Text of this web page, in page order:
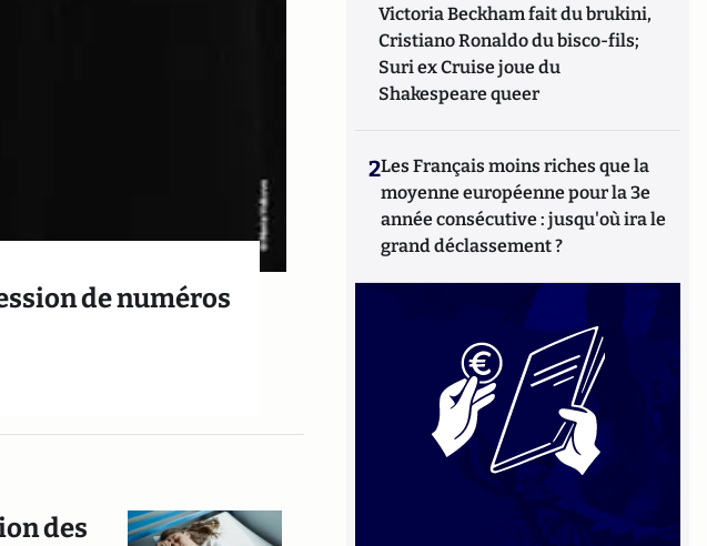
de numéros
des
Victoria Beckham fait du brukini,
Cristiano Ronaldo du bisco-fils;
Suri ex Cruise joue du
Shakespeare queer
2Les Français moins riches que la
moyenne européenne pour la 3e
année consécutive : jusqu'où ira le
grand déclassement ?